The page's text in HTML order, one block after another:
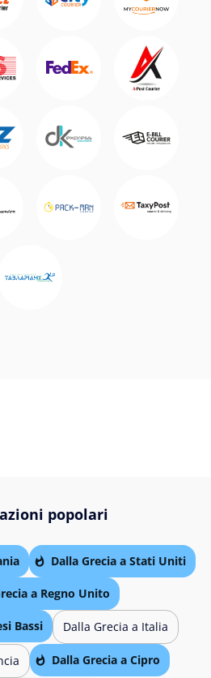
popolari
Dalla Grecia a Stati Uniti
a Regno Unito
Bassi Dalla Grecia a Italia
Dalla Grecia a Cipro